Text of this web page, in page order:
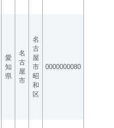
愛
知
県
名
古
屋
市
名
古
屋
市
昭
和
区
0000000080